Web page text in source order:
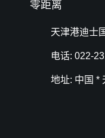
零距离
天津港迪士
电话: 022-
地址: 中国 *